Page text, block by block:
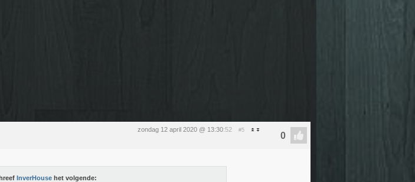
zondag 12 april 2020 @ 13:30:52 #5
InverHouse het volgende: